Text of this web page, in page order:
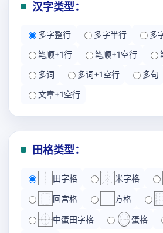
汉字类型：
多字整行 多字半行 多
笔顺+1行
笔顺+1空行
多词
多词+1空行 多句
文章+1空行
田格类型：
田字格 米字格
回宫格 方格
中蛋田字格 蛋格